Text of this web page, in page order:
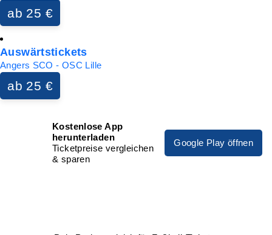
ab 25 €
Auswärtstickets
Angers SCO - OSC Lille
ab 25 €
Kostenlose App
herunterladen
Ticketpreise vergleichen
& sparen
Google Play öffnen